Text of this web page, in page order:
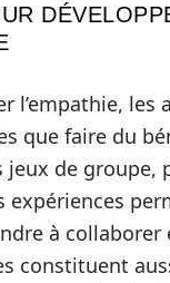
l’empathie, les
que faire du
jeux de groupe,
expériences
à
constituent